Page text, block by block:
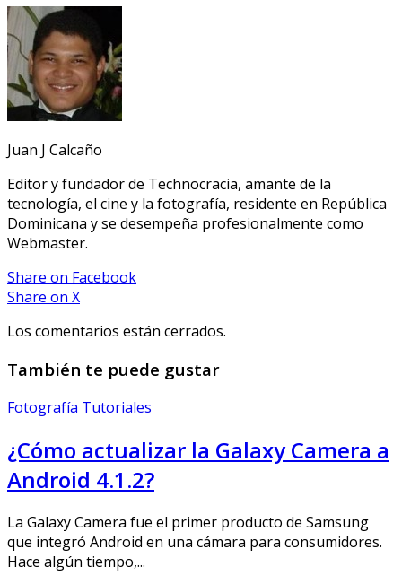
Juan J Calcaño
Editor y fundador de Technocracia, amante de la
tecnología, el cine y la fotografía, residente en República
Dominicana y se desempeña profesionalmente como
Webmaster.
Share on Facebook
Share on X
Los comentarios están cerrados.
También te puede gustar
Fotografía Tutoriales
¿Cómo actualizar la Galaxy Camera a
Android 4.1.2?
La Galaxy Camera fue el primer producto de Samsung
que integró Android en una cámara para consumidores.
Hace algún tiempo,...